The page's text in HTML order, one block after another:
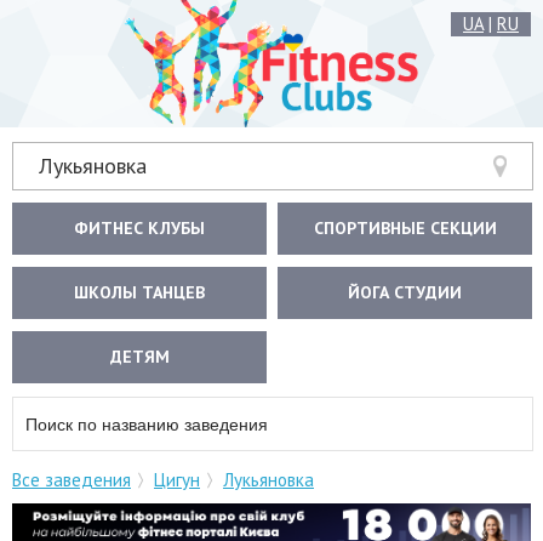
UA| RU
Лукьяновка
ФИТНЕС КЛУБЫ СПОРТИВНЫЕ СЕКЦИИ
ШКОЛЫ ТАНЦЕВ ЙОГА СТУДИИ
ДЕТЯМ
Все заведения Цигун Лукьяновка